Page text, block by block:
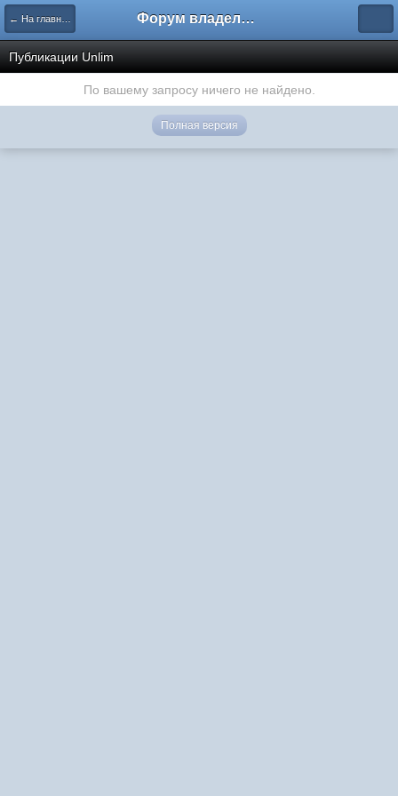
← На главную Форум владельцев интернет-магазинов
Публикации Unlim
По вашему запросу ничего не найдено.
Полная версия